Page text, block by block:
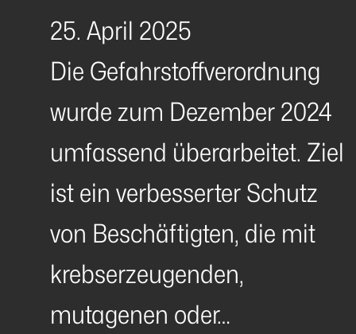
25. April 2025
Die Gefahrstoffverordnung
wurde zum Dezember 2024
umfassend überarbeitet. Ziel
ist ein verbesserter Schutz
von Beschäftigten, die mit
krebserzeugenden,
mutagenen oder…